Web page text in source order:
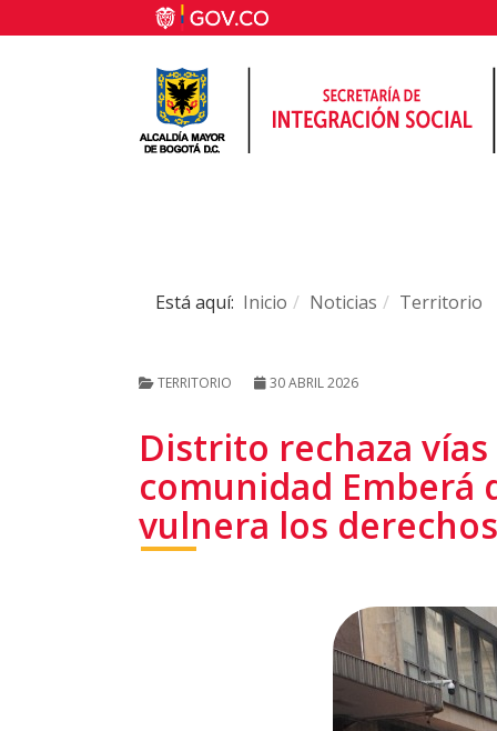
Está aquí: Inicio Noticias Territorio
TERRITORIO 30 ABRIL 2026
Distrito rechaza
comunidad Emberá
vulnera los